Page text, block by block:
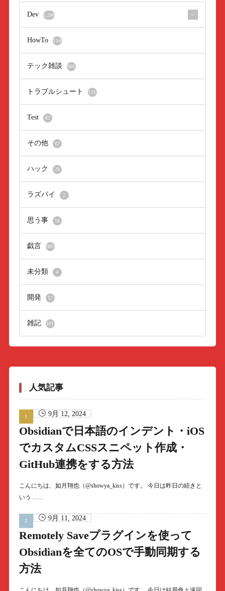
Dev 1,288
HowTo 114
テック雑談 966
トラブルシュート 131
Test 82
その他 67
ハック 28
ラズパイ 2
思う事 56
戯言 965
未分類 4
開発 17
雑記 161
人気記事
9月 12, 2024
Obsidianで日本語のインデント・iOS
でカスタムCSSスニペット作成・
GitHub連携をする方法
こんにちは、如月翔也（@showya_kiss）です。 今日は昨日の続きと
いう……
9月 11, 2024
Remotely Saveプラグインを使って
Obsidianを全てのOSで手動同期する
方法